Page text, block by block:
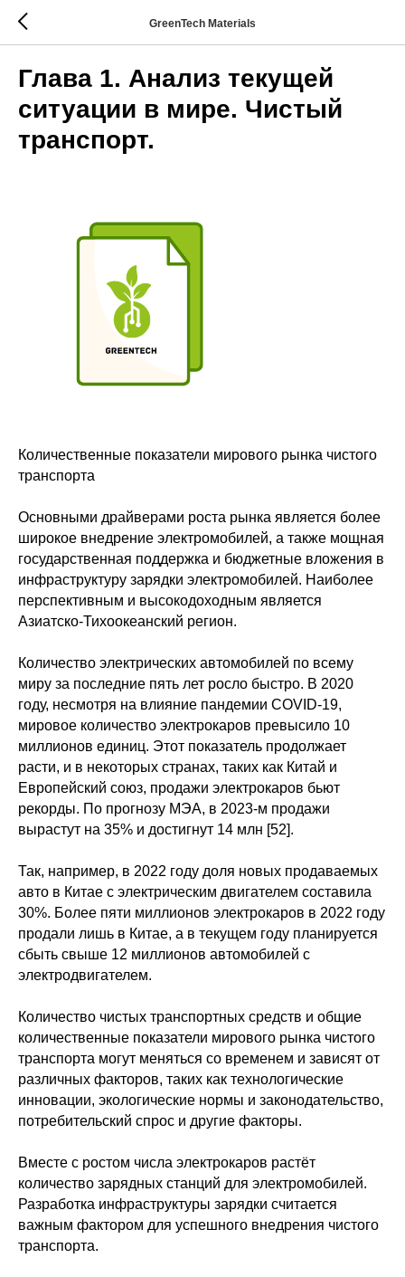
GreenTech Materials
Глава 1. Анализ текущей
ситуации в мире. Чистый
транспорт.
Количественные показатели мирового рынка чистого
транспорта
Основными драйверами роста рынка является более
широкое внедрение электромобилей, а также мощная
государственная поддержка и бюджетные вложения в
инфраструктуру зарядки электромобилей. Наиболее
перспективным и высокодоходным является
Азиатско-Тихоокеанский регион.
Количество электрических автомобилей по всему
миру за последние пять лет росло быстро. В 2020
году, несмотря на влияние пандемии COVID-19,
мировое количество электрокаров превысило 10
миллионов единиц. Этот показатель продолжает
расти, и в некоторых странах, таких как Китай и
Европейский союз, продажи электрокаров бьют
рекорды. По прогнозу МЭА, в 2023-м продажи
вырастут на 35% и достигнут 14 млн [52].
Так, например, в 2022 году доля новых продаваемых
авто в Китае с электрическим двигателем составила
30%. Более пяти миллионов электрокаров в 2022 году
продали лишь в Китае, а в текущем году планируется
сбыть свыше 12 миллионов автомобилей с
электродвигателем.
Количество чистых транспортных средств и общие
количественные показатели мирового рынка чистого
транспорта могут меняться со временем и зависят от
различных факторов, таких как технологические
инновации, экологические нормы и законодательство,
потребительский спрос и другие факторы.
Вместе с ростом числа электрокаров растёт
количество зарядных станций для электромобилей.
Разработка инфраструктуры зарядки считается
важным фактором для успешного внедрения чистого
транспорта.